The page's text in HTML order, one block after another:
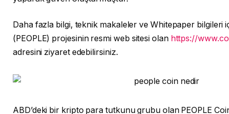
Daha fazla bilgi, teknik makaleler ve Whitepaper bilgileri
(PEOPLE) projesinin resmi web sitesi olan https://
adresini ziyaret edebilirsiniz.
ABD’deki bir kripto para tutkunu grubu olan PEOPLE